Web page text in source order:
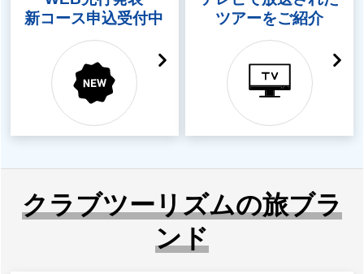
新コース申込受付中
ツアーをご紹介
クラブツーリズムの旅ブラ
ンド